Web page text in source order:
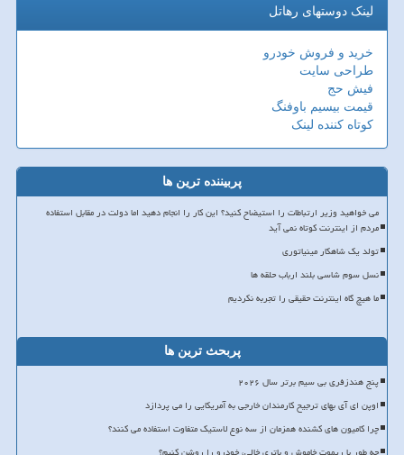
لینک دوستهای رهاتل
خرید و فروش خودرو
طراحی سایت
فیش حج
قیمت بیسیم باوفنگ
کوتاه کننده لینک
پربیننده ترین ها
می خواهید وزیر ارتباطات را استیضاح کنید؟ این کار را انجام دهید اما دولت در مقابل استفاده
مردم از اینترنت کوتاه نمی آید
تولد یک شاهکار مینیاتوری
نسل سوم شاسی بلند ارباب حلقه ها
ما هیچ گاه اینترنت حقیقی را تجربه نکردیم
پربحث ترین ها
پنج هندزفری بی سیم برتر سال ۲۰۲۶
اوپن ای آی بهای ترجیح کارمندان خارجی به آمریکایی را می پردازد
چرا کامیون های کشنده همزمان از سه نوع لاستیک متفاوت استفاده می کنند؟